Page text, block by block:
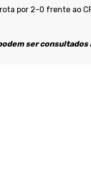
por 2-0 frente ao
ser consultados